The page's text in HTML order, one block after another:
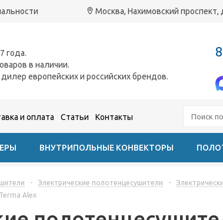
Москва, Нахимовский проспект,
года.
в наличии.
европейских и российских брендов.
и оплата Статьи Контакты
ВНУТРИПОЛЬНЫЕ КОНВЕКТОРЫ
- Электрические полотенцесушители -
Alex